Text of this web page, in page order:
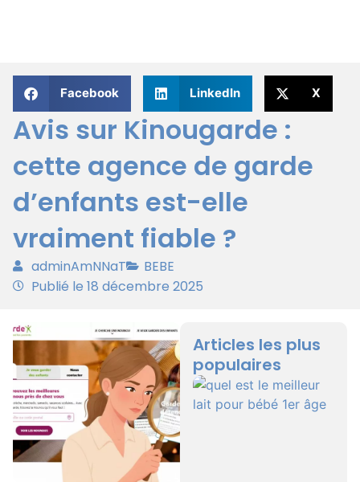
Facebook LinkedIn X
Avis sur Kinougarde :
cette agence de garde
d’enfants est-elle
vraiment fiable ?
adminAmNNaT
BEBE
Publié le 18 décembre 2025
Articles les plus
populaires